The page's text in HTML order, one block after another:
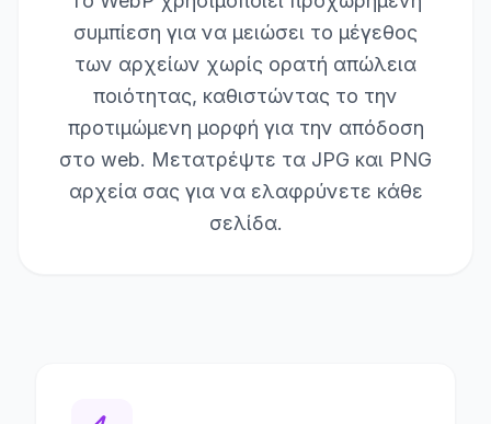
συμπίεση για να μειώσει το μέγεθος
των αρχείων χωρίς ορατή απώλεια
ποιότητας, καθιστώντας το την
προτιμώμενη μορφή για την απόδοση
στο web. Μετατρέψτε τα JPG και PNG
αρχεία σας για να ελαφρύνετε κάθε
σελίδα.